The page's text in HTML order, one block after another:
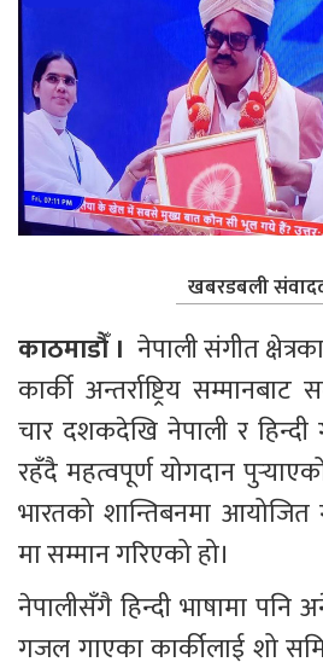
खबरडबली
काठमाडौँ । नेपाली संगीत
कार्की अन्तर्राष्ट्रिय
चार दशकदेखि नेपाली र हिन्दी
रहँदै महत्वपूर्ण योगदान
भारतको शान्तिबनमा
मा सम्मान गरिएको हो।
नेपालीसँगै हिन्दी भाषामा पनि
गजल गाएका कार्कीलाई शो